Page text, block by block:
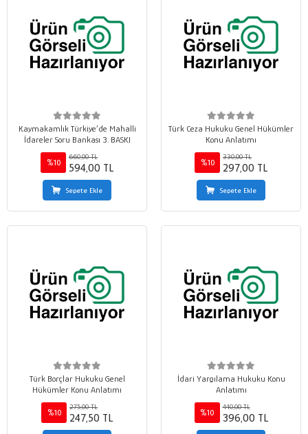
Kaymakamlık Türkiye’de Mahalli
İdareler Soru Bankası 3. BASKI
%10
660,00 TL
594,00 TL
Sepete Ekle
Türk Ceza Hukuku Genel Hükümler
Konu Anlatımı
%10
330,00 TL
297,00 TL
Sepete Ekle
Türk Borçlar Hukuku Genel
Hükümler Konu Anlatımı
%10
275,00 TL
247,50 TL
İdari Yargılama Hukuku Konu
Anlatımı
%10
440,00 TL
396,00 TL